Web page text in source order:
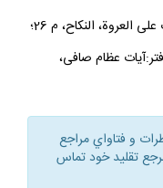
آيات عظام امام، فاضل، مكارم، نورى، تعليقات على العروة، النكاح، م 26؛
توضيح المسائل، م 1944؛ دفتر:آيات عظام صافى،
و فتاواي مراجع
تقليد خود تماس